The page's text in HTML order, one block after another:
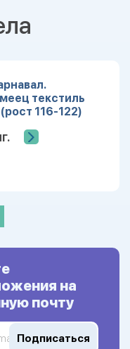
текстиль
116-122)
на
почту
Подписаться